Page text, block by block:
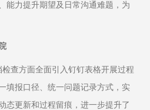
能力提升期望及日常沟通难题，为
查方面全面引入钉钉表格开展过程
填报口径、统一问题记录方式，实
态更新和过程留痕，进一步提升了